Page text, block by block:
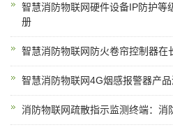
智慧消防物联网硬件设备IP防护等
册
智慧消防物联网防火卷帘控制器在
智慧消防物联网4G烟感报警器产
消防物联网疏散指示监测终端：消